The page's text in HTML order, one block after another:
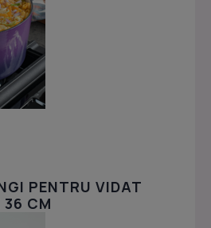
PENTRU VIDAT
36 CM